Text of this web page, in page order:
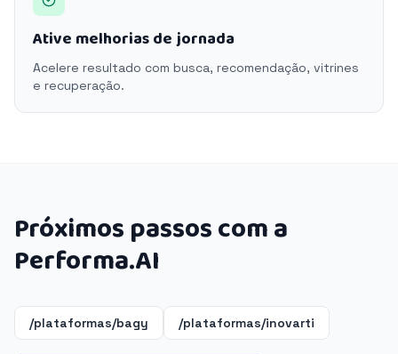
Ative melhorias de jornada
Acelere resultado com busca, recomendação, vitrines
e recuperação.
Próximos passos com a
Performa.AI
/plataformas/bagy /plataformas/inovarti